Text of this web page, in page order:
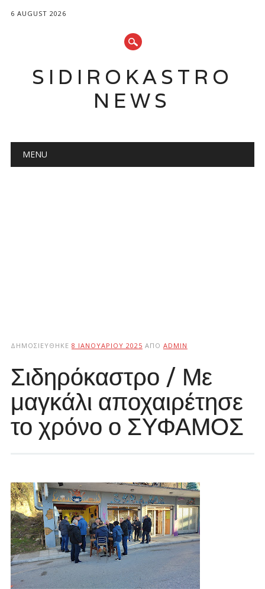
6 AUGUST 2026
SIDIROKASTRO
NEWS
Main menu
MENU
ΔΗΜΟΣΙΕΎΘΗΚΕ 8 ΙΑΝΟΥΑΡΊΟΥ 2025 ΑΠΌ ADMIN
Σιδηρόκαστρο / Με
μαγκάλι αποχαιρέτησε
το χρόνο ο ΣΥΦΑΜΟΣ